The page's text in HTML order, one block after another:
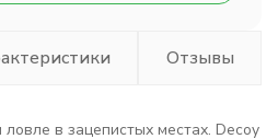
Отзывы
в зацепистых местах. Decoy